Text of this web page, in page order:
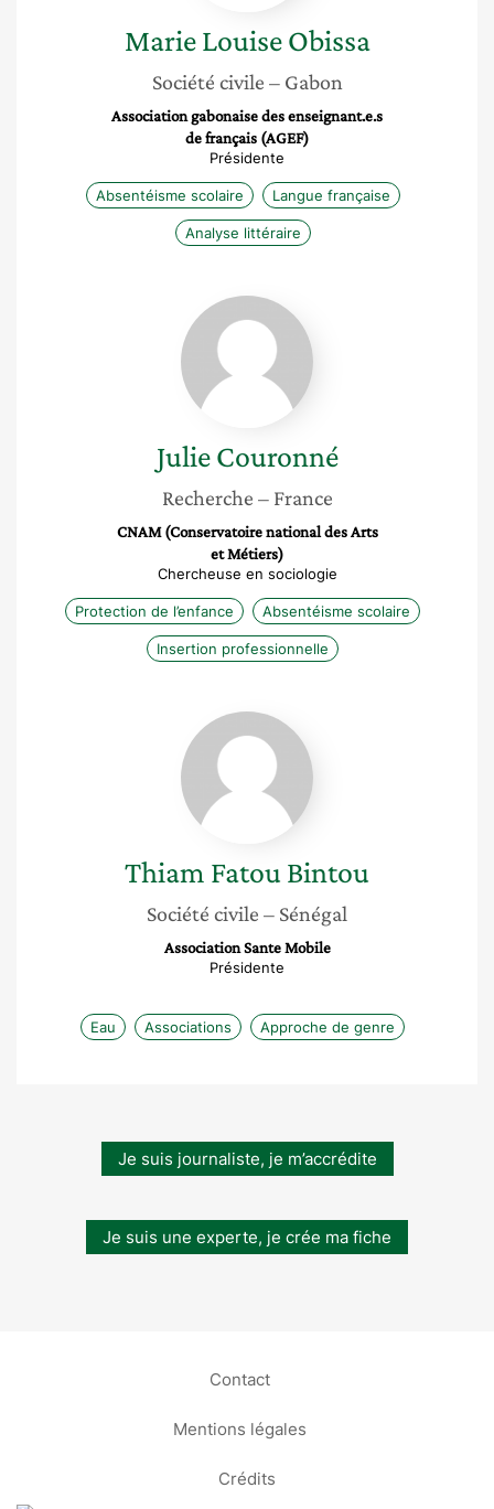
Marie Louise Obissa
Société civile – Gabon
Association gabonaise des enseignant.e.s
de français (AGEF)
Présidente
Absentéisme scolaire Langue française
Analyse littéraire
Julie
Couronné
Julie Couronné
Recherche – France
CNAM (Conservatoire national des Arts
et Métiers)
Chercheuse en sociologie
Protection de l’enfance Absentéisme scolaire
Insertion professionnelle
Thiam
Fatou
Bintou
Thiam Fatou Bintou
Société civile – Sénégal
Association Sante Mobile
Présidente
Eau Associations Approche de genre
Je suis journaliste, je m’accrédite
Je suis une experte, je crée ma fiche
Contact
Mentions légales
Crédits